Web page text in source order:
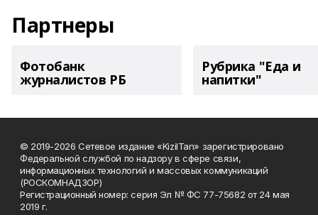
Партнеры
Фотобанк
журналистов РБ
Рубрика "Еда и
напитки"
© 2019-2026 Сетевое издание «KizilTan» зарегистрировано
Федеральной службой по надзору в сфере связи,
информационных технологий и массовых коммуникаций
(РОСКОМНАДЗОР)
Регистрационный номер: серия Эл № ФС 77-75682 от 24 мая
2019 г.